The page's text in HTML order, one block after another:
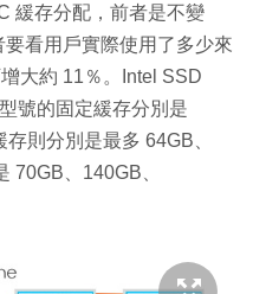
緩存分配，前者是不變
看用戶實際使用了多少來
大約 11％。Intel SSD
號的固定緩存分別是
則分別是最多 64GB、
70GB、140GB、